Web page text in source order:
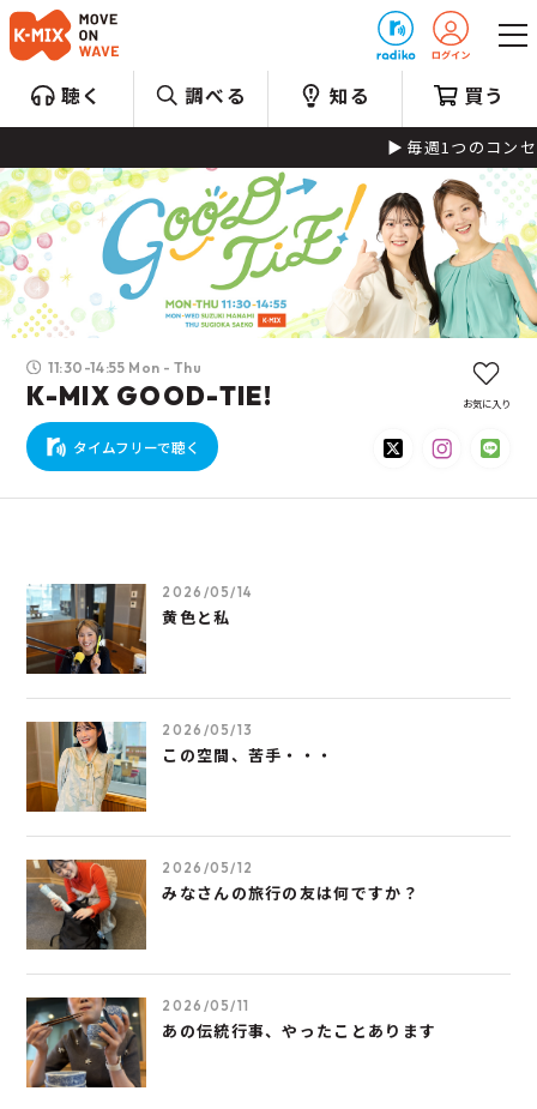
聴く 調べる 知る 買う
毎週1つのコンセ
11:30-14:55 Mon - Thu
K-MIX GOOD-TIE!
タイムフリーで聴く
お気に入り
2026/05/14
黄色と私
2026/05/13
この空間、苦手・・・
2026/05/12
みなさんの旅行の友は何ですか？
2026/05/11
あの伝統行事、やったことあります